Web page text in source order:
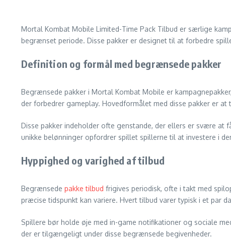
Mortal Kombat Mobile Limited-Time Pack Tilbud er særlige
begrænset periode. Disse pakker er designet til at forbedre
Definition og formål med begrænsede pakker
Begrænsede pakker i Mortal Kombat Mobile er
der forbedrer gameplay. Hovedformålet med disse pakker er
Disse pakker indeholder ofte genstande, der ellers er svære at
unikke belønninger opfordrer spillet spillerne til at investere i
Hyppighed og varighed af tilbud
Begrænsede pakke tilbud frigives periodisk, ofte i takt med
præcise tidspunkt kan variere. Hvert tilbud varer typisk i et par
Spillere bør holde øje med in-game notifikationer og sociale
der er tilgængeligt under disse begrænsede begivenheder.